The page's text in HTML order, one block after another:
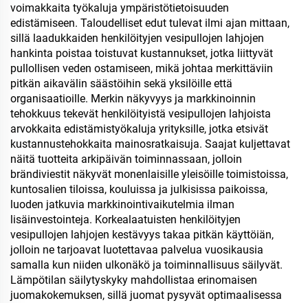
voimakkaita työkaluja ympäristötietoisuuden
edistämiseen. Taloudelliset edut tulevat ilmi ajan mittaan,
sillä laadukkaiden henkilöityjen vesipullojen lahjojen
hankinta poistaa toistuvat kustannukset, jotka liittyvät
pullollisen veden ostamiseen, mikä johtaa merkittäviin
pitkän aikavälin säästöihin sekä yksilöille että
organisaatioille. Merkin näkyvyys ja markkinoinnin
tehokkuus tekevät henkilöityistä vesipullojen lahjoista
arvokkaita edistämistyökaluja yrityksille, jotka etsivät
kustannustehokkaita mainosratkaisuja. Saajat kuljettavat
näitä tuotteita arkipäivän toiminnassaan, jolloin
brändiviestit näkyvät monenlaisille yleisöille toimistoissa,
kuntosalien tiloissa, kouluissa ja julkisissa paikoissa,
luoden jatkuvia markkinointivaikutelmia ilman
lisäinvestointeja. Korkealaatuisten henkilöityjen
vesipullojen lahjojen kestävyys takaa pitkän käyttöiän,
jolloin ne tarjoavat luotettavaa palvelua vuosikausia
samalla kun niiden ulkonäkö ja toiminnallisuus säilyvät.
Lämpötilan säilytyskyky mahdollistaa erinomaisen
juomakokemuksen, sillä juomat pysyvät optimaalisessa